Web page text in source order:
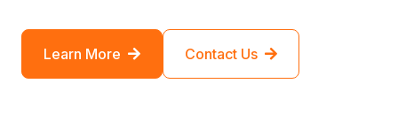
Learn More Contact Us